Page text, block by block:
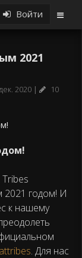
Войти
2021
2020
10
2021 годом! И
к нашему
. Для нас